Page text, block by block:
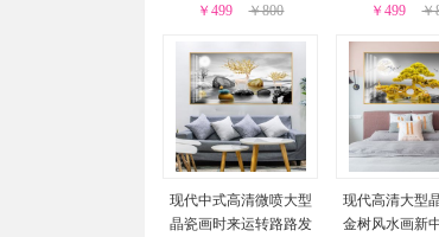
￥499 ￥800 ￥499 ￥
现代中式高清微喷大型
晶瓷画时来运转路路发
现代高清大型
金树风水画新